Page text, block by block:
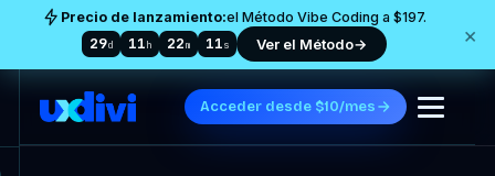
Precio de lanzamiento:el Método Vibe Coding a $197.
29d 11h 22m 05s Ver el Método→ ×
Acceder desde $10/mes